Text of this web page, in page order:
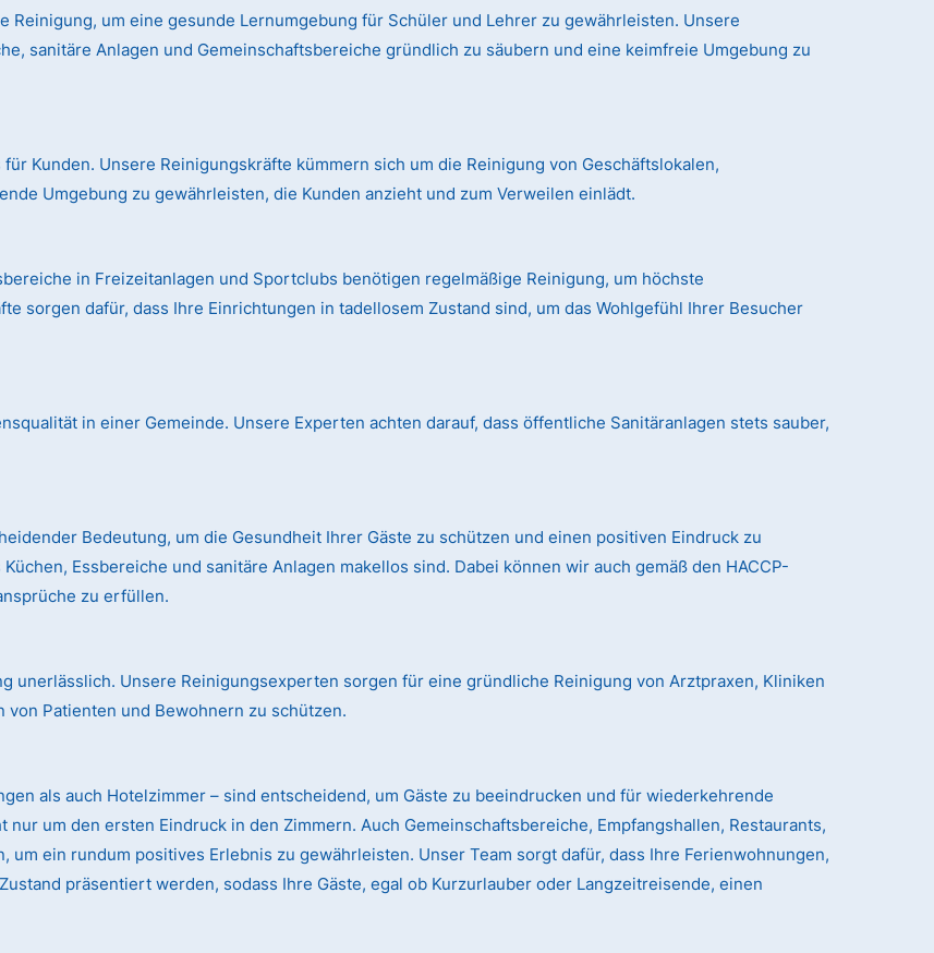
um eine gesunde Lernumgebung für Schüler und Lehrer zu gewährleisten. Unsere
sanitäre Anlagen und Gemeinschaftsbereiche gründlich zu säubern und eine keimfreie Umgebung zu
Kunden. Unsere Reinigungskräfte kümmern sich um die Reinigung von Geschäftslokalen,
Umgebung zu gewährleisten, die Kunden anzieht und zum Verweilen einlädt.
in Freizeitanlagen und Sportclubs benötigen regelmäßige Reinigung, um höchste
sorgen dafür, dass Ihre Einrichtungen in tadellosem Zustand sind, um das Wohlgefühl Ihrer Besucher
in einer Gemeinde. Unsere Experten achten darauf, dass öffentliche Sanitäranlagen stets sauber,
Bedeutung, um die Gesundheit Ihrer Gäste zu schützen und einen positiven Eindruck zu
Essbereiche und sanitäre Anlagen makellos sind. Dabei können wir auch gemäß den HACCP-
zu erfüllen.
unerlässlich. Unsere Reinigungsexperten sorgen für eine gründliche Reinigung von Arztpraxen, Kliniken
Patienten und Bewohnern zu schützen.
als auch Hotelzimmer – sind entscheidend, um Gäste zu beeindrucken und für wiederkehrende
um den ersten Eindruck in den Zimmern. Auch Gemeinschaftsbereiche, Empfangshallen, Restaurants,
um ein rundum positives Erlebnis zu gewährleisten. Unser Team sorgt dafür, dass Ihre Ferienwohnungen,
präsentiert werden, sodass Ihre Gäste, egal ob Kurzurlauber oder Langzeitreisende, einen